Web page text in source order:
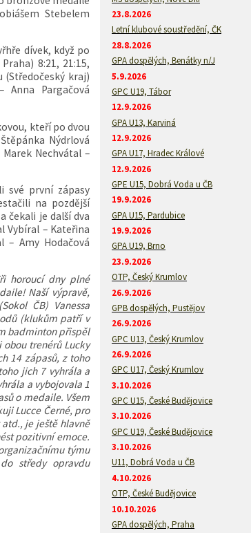
Stebelem
dívek, když po
8:21, 21:15,
(Středočeský kraj)
Pargačová
kteří po dvou
Nýdrlová
Nechvátal –
své první zápasy
na pozdější
čekali je další dva
Vybíral – Kateřina
Amy Hodačová
horoucí dny plné
Naší výpravě,
ČB) Vanessa
(klukům patří v
badminton přispěl
trenérů Lucky
14 zápasů, z toho
jich 7 vyhrála a
a vybojovala 1
o medaile. Všem
Lucce Černé, pro
je ještě hlavně
pozitivní emoce.
týmu
středy opravdu
23.8.2026
Letní klubové soustředění, ČK
28.8.2026
GPA dospělých, Benátky n/J
5.9.2026
GPC U19, Tábor
12.9.2026
GPA U13, Karviná
12.9.2026
GPA U17, Hradec Králové
12.9.2026
GPE U15, Dobrá Voda u ČB
19.9.2026
GPA U15, Pardubice
19.9.2026
GPA U19, Brno
23.9.2026
OTP, Český Krumlov
26.9.2026
GPB dospělých, Pustějov
26.9.2026
GPC U13, Český Krumlov
26.9.2026
GPC U17, Český Krumlov
3.10.2026
GPC U15, České Budějovice
3.10.2026
GPC U19, České Budějovice
3.10.2026
U11, Dobrá Voda u ČB
4.10.2026
OTP, České Budějovice
10.10.2026
GPA dospělých, Praha